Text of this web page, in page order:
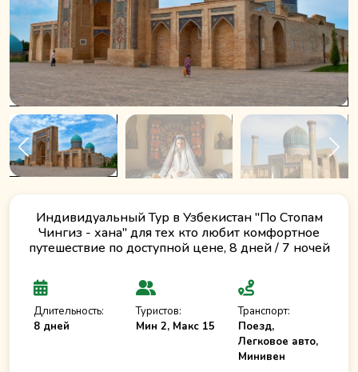
Индивидуальный Тур в Узбекистан "По Стопам
Чингиз - хана" для тех кто любит комфортное
путешествие по доступной цене, 8 дней / 7 ночей
Длительность:
8 дней
Туристов:
Мин 2, Макс 15
Транспорт:
Поезд,
Легковое авто,
Минивен